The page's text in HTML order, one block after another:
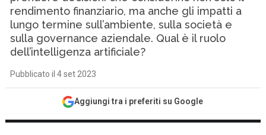
rendimento finanziario, ma anche gli impatti a
lungo termine sull’ambiente, sulla società e
sulla governance aziendale. Qual è il ruolo
dell’intelligenza artificiale?
Pubblicato il 4 set 2023
Aggiungi tra i preferiti su Google